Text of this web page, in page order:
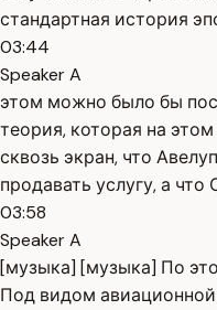
стандартная история
03:44
Speaker A
этом можно было бы
теория, которая на
сквозь экран, что
продавать услугу, а
03:58
Speaker A
[музыка] [музыка] По
Под видом